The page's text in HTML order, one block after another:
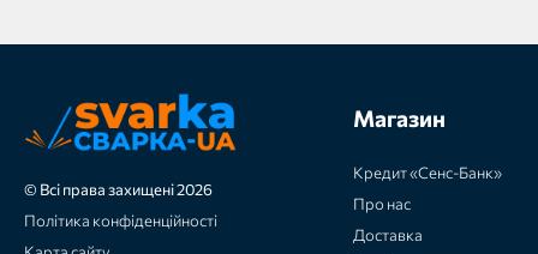
© Всі права захищені 2026
Політика конфіденційності
Магазин
Кредит «Сенс-Банк»
Про нас
Доставка